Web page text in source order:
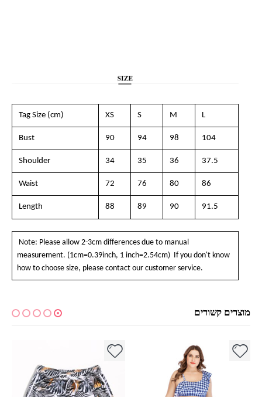
Tag Size (cm) XS S M L
Bust 90 94 98 104
Shoulder 34 35 36 37.5
Waist 72 76 80 86
Length 88 89 90 91.5
Note: Please allow 2-3cm differences due to manual
measurement. (1cm=0.39inch, 1 inch=2.54cm) If you don't know
how to choose size, please contact our customer service.
מוצרים קשורים